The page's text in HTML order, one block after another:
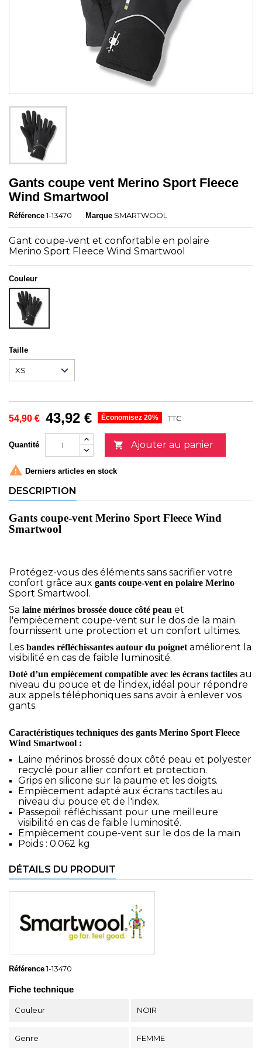
Gants coupe vent Merino Sport Fleece
Wind Smartwool
Référence 1-13470 Marque SMARTWOOL
Gant coupe-vent et confortable en polaire
Merino Sport Fleece Wind Smartwool
Couleur
NOIR
Taille
54,90 € 43,92 € Économisez 20% TTC
Quantité  Ajouter au panier
 Derniers articles en stock
DESCRIPTION
Gants coupe-vent Merino Sport Fleece Wind
Smartwool
Protégez-vous des éléments sans sacrifier votre
confort grâce aux gants coupe-vent en polaire Merino
Sport Smartwool.
Sa laine mérinos brossée douce côté peau et
l'empiècement coupe-vent sur le dos de la main
fournissent une protection et un confort ultimes.
Les bandes réfléchissantes autour du poignetaméliorent la
visibilité en cas de faible luminosité.
Doté d’un empiècement compatible avec les écrans tactiles au
niveau du pouce et de l'index, idéal pour répondre
aux appels téléphoniques sans avoir à enlever vos
gants.
Caractéristiques techniques des gants Merino Sport Fleece
Wind Smartwool :
Laine mérinos brossé doux côté peau et polyester
recyclé pour allier confort et protection.
Grips en silicone sur la paume et les doigts.
Empiècement adapté aux écrans tactiles au
niveau du pouce et de l'index.
Passepoil réfléchissant pour une meilleure
visibilité en cas de faible luminosité.
Empiècement coupe-vent sur le dos de la main
Poids : 0.062 kg
DÉTAILS DU PRODUIT
Référence 1-13470
Fiche technique
Couleur NOIR
Genre FEMME